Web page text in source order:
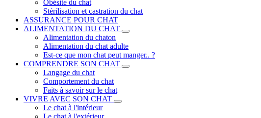
Obésité du chat
Stérilisation et castration du chat
ASSURANCE POUR CHAT
ALIMENTATION DU CHAT
Alimentation du chaton
Alimentation du chat adulte
Est-ce que mon chat peut manger.. ?
COMPRENDRE SON CHAT
Langage du chat
Comportement du chat
Faits à savoir sur le chat
VIVRE AVEC SON CHAT
Le chat à l'intérieur
Le chat à l'extérieur